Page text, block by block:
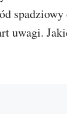
uwagi.